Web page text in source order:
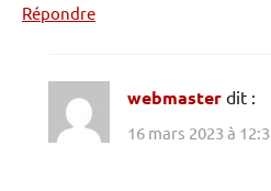
Répondre
webmaster dit :
16 mars 2023 à